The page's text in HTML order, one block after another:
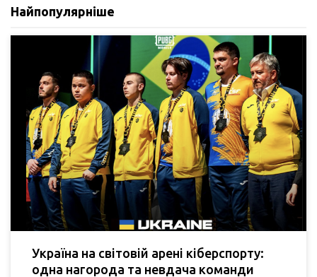
Найпопулярніше
Україна на світовій арені кіберспорту:
одна нагорода та невдача команди